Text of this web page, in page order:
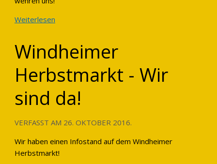
Weiterlesen
Windheimer
Herbstmarkt - Wir
sind da!
VERFASST AM 26. OKTOBER 2016.
Wir haben einen Infostand auf dem Windheimer
Herbstmarkt!